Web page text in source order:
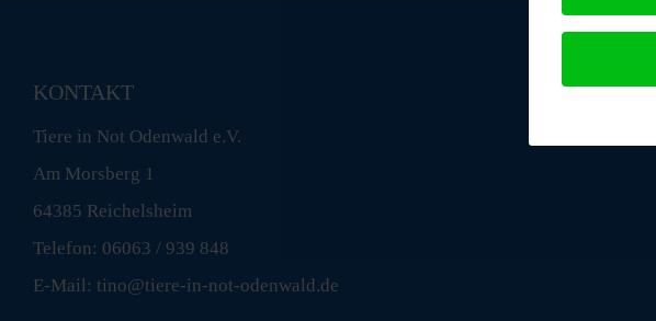
KONTAKT
Tiere in Not Odenwald e.V.
Am Morsberg 1
64385 Reichelsheim
Telefon: 06063 / 939 848
E-Mail: tino@tiere-in-not-odenwald.de